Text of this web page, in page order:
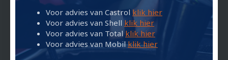
Voor advies van Castrol klik hier
Voor advies van Shell klik hier
Voor advies van Totalklik hier
Voor advies van Mobilklik hier